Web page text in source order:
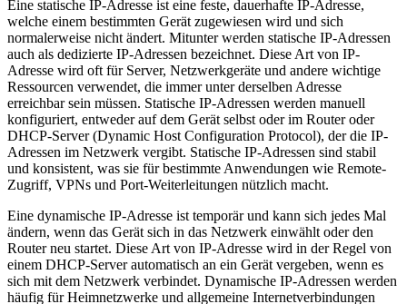
Eine statische IP-Adresse ist eine feste, dauerhafte IP-Adresse,
welche einem bestimmten Gerät zugewiesen wird und sich
normalerweise nicht ändert. Mitunter werden statische IP-Adressen
auch als dedizierte IP-Adressen bezeichnet. Diese Art von IP-
Adresse wird oft für Server, Netzwerkgeräte und andere wichtige
Ressourcen verwendet, die immer unter derselben Adresse
erreichbar sein müssen. Statische IP-Adressen werden manuell
konfiguriert, entweder auf dem Gerät selbst oder im Router oder
DHCP-Server (Dynamic Host Configuration Protocol), der die IP-
Adressen im Netzwerk vergibt. Statische IP-Adressen sind stabil
und konsistent, was sie für bestimmte Anwendungen wie Remote-
Zugriff, VPNs und Port-Weiterleitungen nützlich macht.
Eine dynamische IP-Adresse ist temporär und kann sich jedes Mal
ändern, wenn das Gerät sich in das Netzwerk einwählt oder den
Router neu startet. Diese Art von IP-Adresse wird in der Regel von
einem DHCP-Server automatisch an ein Gerät vergeben, wenn es
sich mit dem Netzwerk verbindet. Dynamische IP-Adressen werden
häufig für Heimnetzwerke und allgemeine Internetverbindungen